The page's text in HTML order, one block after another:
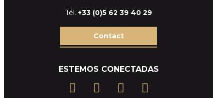
Tél. +33 (0)5 62 39 40 29
Contact
ESTEMOS CONECTADAS